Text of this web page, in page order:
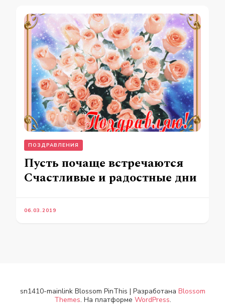
ПОЗДРАВЛЕНИЯ
Пусть почаще встречаются
Счастливые и радостные дни
06.03.2019
sn1410-mainlinkBlossom PinThis | Разработана Blossom
Themes. На платформе WordPress.